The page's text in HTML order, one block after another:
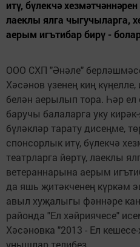
итү, бүлекчә
лаеклы ялга чыгучыларга,
аерым игътибар бирү -
ООО СХП "Әнәле"
Хәсәнов үзенең киң
белән аерылып тора. Һәр
баручы балаларга уку
бүләкләр тарату дисеңме,
спонсорлык итү, бүлекчә
театрларга йөртү, лаеклы
ветераннарына аерым
да яшь җитәкченең күркәм
авыл хуҗалыгы фәннәре
районда "Ел хәйриячесе"
Хәсәновка "2013 - Ел
уңышлар телибез.